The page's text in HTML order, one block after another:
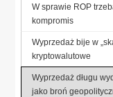
W sprawie ROP
kompromis
Wyprzedaż bije w
kryptowalutowe
Wyprzedaż długu
jako broń